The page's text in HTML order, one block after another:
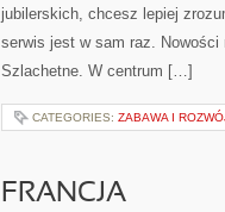
jubilerskich, chcesz lepiej
serwis jest w sam raz.
Szlachetne. W centrum […]
CATEGORIES: ZABAWA I
FRANCJA